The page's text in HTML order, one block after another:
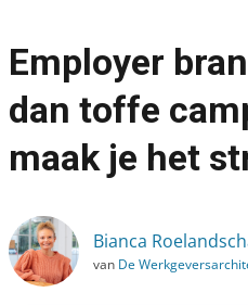
Mens & Werk
›
Employer branding is meer
Employer
dan toffe
maak je het
Bianca
van De